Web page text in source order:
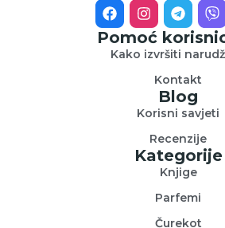
Pomoć
Kako izvršiti
Kontakt
Blog
Korisni savjeti
Recenzije
Kategorije
Knjige
Parfemi
Čurekot